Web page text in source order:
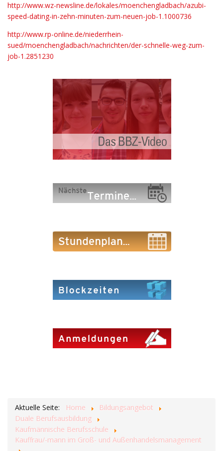
http://www.wz-newsline.de/lokales/moenchengladbach/azubi-
speed-dating-in-zehn-minuten-zum-neuen-job-1.1000736
http://www.rp-online.de/niederrhein-
sued/moenchengladbach/nachrichten/der-schnelle-weg-zum-
job-1.2851230
Aktuelle Seite: Home
Bildungsangebot
Duale Berufsausbildung
Kaufmännische Berufsschule
Kauffrau/-mann im Groß- und Außenhandelsmanagement